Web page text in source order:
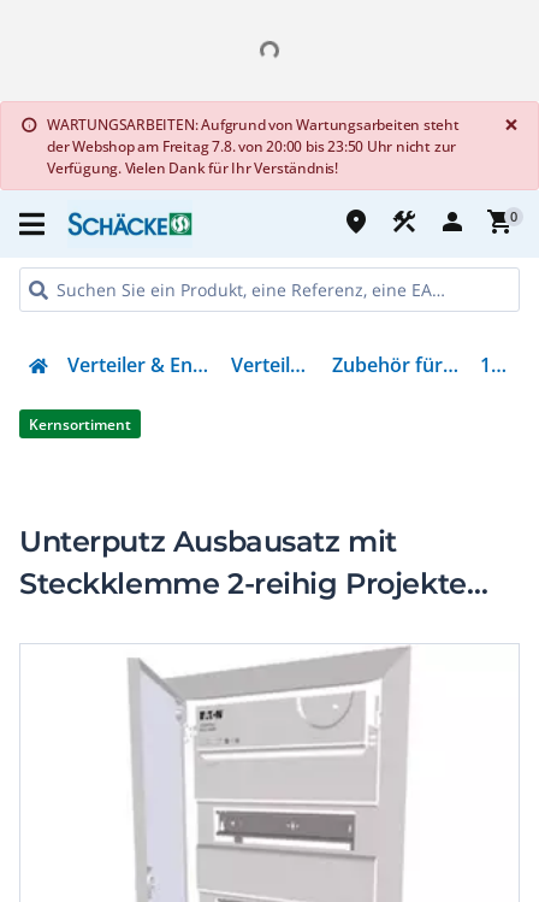
info WARTUNGSARBEITEN: Aufgrund von Wartungsarbeiten steht
der Webshop am Freitag 7.8. von 20:00 bis 23:50 Uhr nicht zur
Verfügung. Vielen Dank für Ihr Verständnis!
×
place construction person shopping_cart0
Verteiler & Energieverteilung Verteilerzubehör Zubehör für Kleinverteiler 178847
Kernsortiment
Unterputz Ausbausatz mit
Steckklemme 2-reihig Projekte